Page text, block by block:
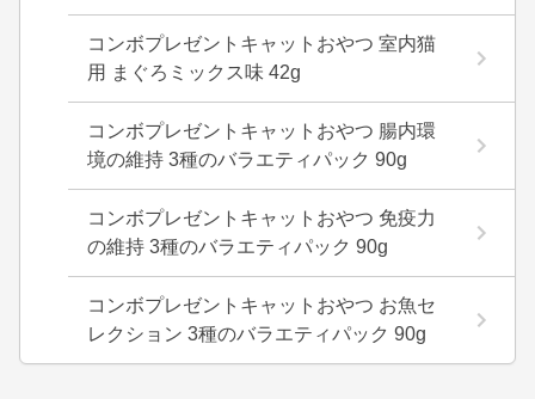
コンボプレゼントキャットおやつ 室内猫
用 まぐろミックス味 42g
コンボプレゼントキャットおやつ 腸内環
境の維持 3種のバラエティパック 90g
コンボプレゼントキャットおやつ 免疫力
の維持 3種のバラエティパック 90g
コンボプレゼントキャットおやつ お魚セ
レクション 3種のバラエティパック 90g